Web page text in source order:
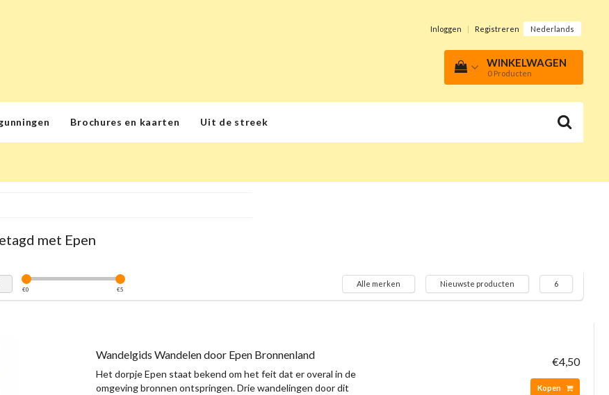
Inloggen | Registreren Nederlands
WINKELWAGEN
0 Producten
Brochures en kaarten Uit de streek
met Epen
€0 €5
Alle merken Nieuwste producten 6
Wandelgids Wandelen door Epen Bronnenland
Het dorpje Epen staat bekend om het feit dat er overal in de
omgeving bronnen ontspringen. Drie wandelingen door dit
€4,50
Kopen